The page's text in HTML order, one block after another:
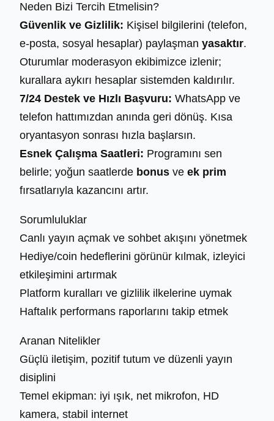
Neden Bizi Tercih Etmelisin?
Güvenlik ve Gizlilik: Kişisel bilgilerini (telefon,
e‑posta, sosyal hesaplar) paylaşman yasaktır.
Oturumlar moderasyon ekibimizce izlenir;
kurallara aykırı hesaplar sistemden kaldırılır.
7/24 Destek ve Hızlı Başvuru: WhatsApp ve
telefon hattımızdan anında geri dönüş. Kısa
oryantasyon sonrası hızla başlarsın.
Esnek Çalışma Saatleri: Programını sen
belirle; yoğun saatlerde bonus ve ek prim
fırsatlarıyla kazancını artır.
Sorumluluklar
Canlı yayın açmak ve sohbet akışını yönetmek
Hediye/coin hedeflerini görünür kılmak, izleyici
etkileşimini artırmak
Platform kuralları ve gizlilik ilkelerine uymak
Haftalık performans raporlarını takip etmek
Aranan Nitelikler
Güçlü iletişim, pozitif tutum ve düzenli yayın
disiplini
Temel ekipman: iyi ışık, net mikrofon, HD
kamera, stabil internet